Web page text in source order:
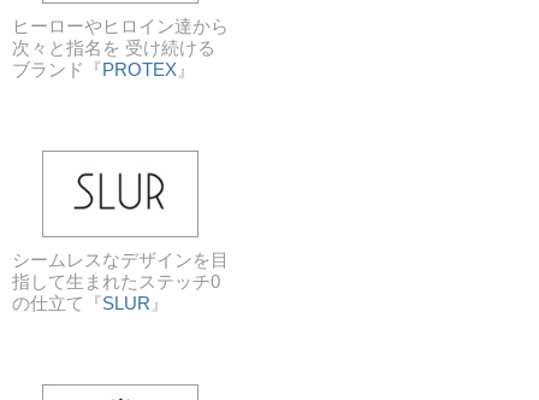
ヒーローやヒロイン達から
次々と指名を 受け続ける
ブランド『PROTEX 』
シームレスなデザインを目
指して生まれたステッチ0
の仕立て『SLUR 』